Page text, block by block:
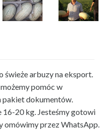
arbuzy na eksport.
pomóc w
pakiet dokumentów.
16-20 kg. Jesteśmy gotowi
omówimy przez WhatsApp.